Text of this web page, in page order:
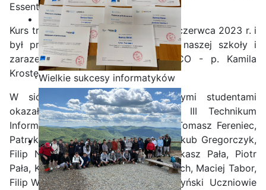
Wielkie sukcesy informatyków
ze Staszica w Akademii
CISCO!
Essentials".
Kurs trwał od 1 grudnia 2022 r. do 9 czerwca 2023 r. i
był prowadzony przez nauczyciela naszej szkoły i
zarazem instruktora Akademii CISCO - p. Kamila
Krostę.
W siódmej edycji kursu najlepszymi studentami
okazało się 14 uczniów z kl. III Technikum
Informatycznego: Paweł Domagała, Tomasz Fereniec,
Patryk Gorycki, Mateusz Góralski, Jakub Gregorczyk,
Filip Nachyła, Mateusz Ołowiak, Łukasz Pała, Piotr
Pała, Konrad Piskorz, Kladiusz Stelmach, Maciej Tabor,
Filip Wojciechowski oraz Paweł Wołczyński Uczniowie